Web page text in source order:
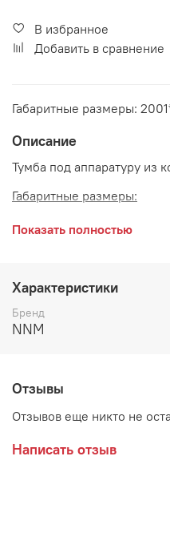
В избранное
Добавить в сравнение
Габаритные размеры:
Описание
Тумба под аппаратуру из
Габаритные размеры:
длина 2001 мм
высота 306 мм
Цвет:
Показать полностью
Характеристики
Бренд
NNM
Отзывы
Отзывов еще никто не
Написать отзыв